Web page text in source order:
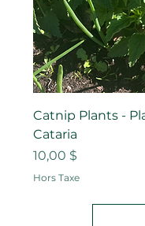
Catnip Plants -
Cataria
Prix
10,00 $
Hors Taxe